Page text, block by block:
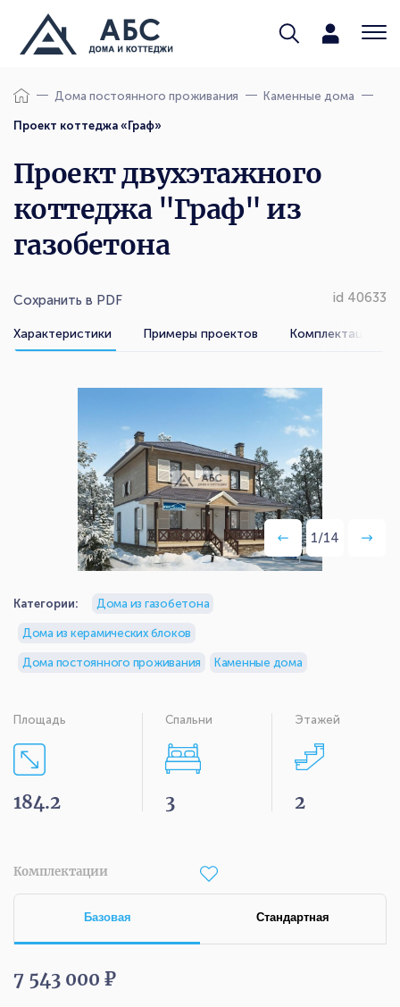
Дома постоянного проживания Каменные дома
Проект коттеджа «Граф»
Проект двухэтажного
коттеджа "Граф" из
газобетона
Сохранить в PDF id 40633
Характеристики Примеры проектов Комплектации
Категории: Дома из газобетона
Дома из керамических блоков
Дома постоянного проживания Каменные дома
1/14
Площадь
184.2
Спальни
3
Этажей
2
Комплектации
Базовая Стандартная
7 543 000 ₽